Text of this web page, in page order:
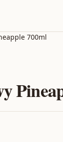
700ml